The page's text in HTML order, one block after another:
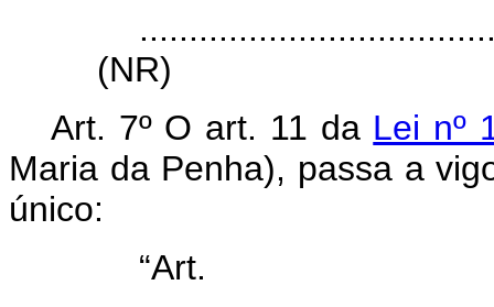
(NR)
Art. 7º O art. 11 da Lei nº
Maria da Penha), passa a
único: